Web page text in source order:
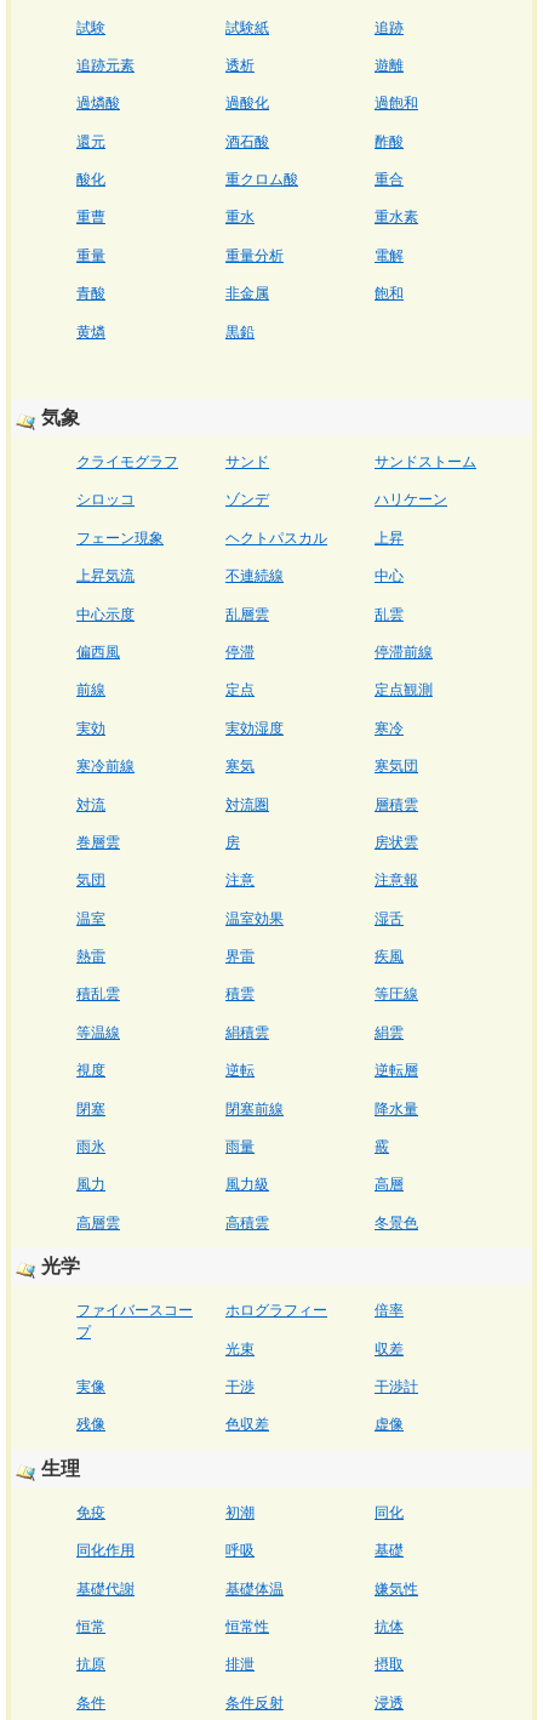
試験 試験紙 追跡
追跡元素 透析 遊離
過燐酸 過酸化 過飽和
還元 酒石酸 酢酸
酸化 重クロム酸 重合
重曹 重水 重水素
重量 重量分析 電解
青酸 非金属 飽和
黄燐 黒鉛
気象
クライモグラフ サンド サンドストーム
シロッコ ゾンデ ハリケーン
フェーン現象 ヘクトパスカル 上昇
上昇気流 不連続線 中心
中心示度 乱層雲 乱雲
偏西風 停滞 停滞前線
前線 定点 定点観測
実効 実効湿度 寒冷
寒冷前線 寒気 寒気団
対流 対流圏 層積雲
巻層雲 房 房状雲
気団 注意 注意報
温室 温室効果 湿舌
熱雷 界雷 疾風
積乱雲 積雲 等圧線
等温線 絹積雲 絹雲
視度 逆転 逆転層
閉塞 閉塞前線 降水量
雨氷 雨量 霰
風力 風力級 高層
高層雲 高積雲 冬景色
光学
ファイバースコー
プ
ホログラフィー 倍率
光束 収差
実像 干渉 干渉計
残像 色収差 虚像
生理
免疫 初潮 同化
同化作用 呼吸 基礎
基礎代謝 基礎体温 嫌気性
恒常 恒常性 抗体
抗原 排泄 摂取
条件 条件反射 浸透